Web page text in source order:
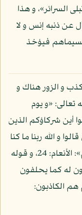
السرائر»، و هذا
عن ذنبه إنس و لا
فيؤخذ
و الزور هناك و
تعالى: «و يوم
أين شركاؤكم الذين
و الله ربنا ما كنا
مشركين انظر كيف كذبوا على أنفسهم»: الأنعام: 24، و قوله
له كما يحلفون
الكاذبون: